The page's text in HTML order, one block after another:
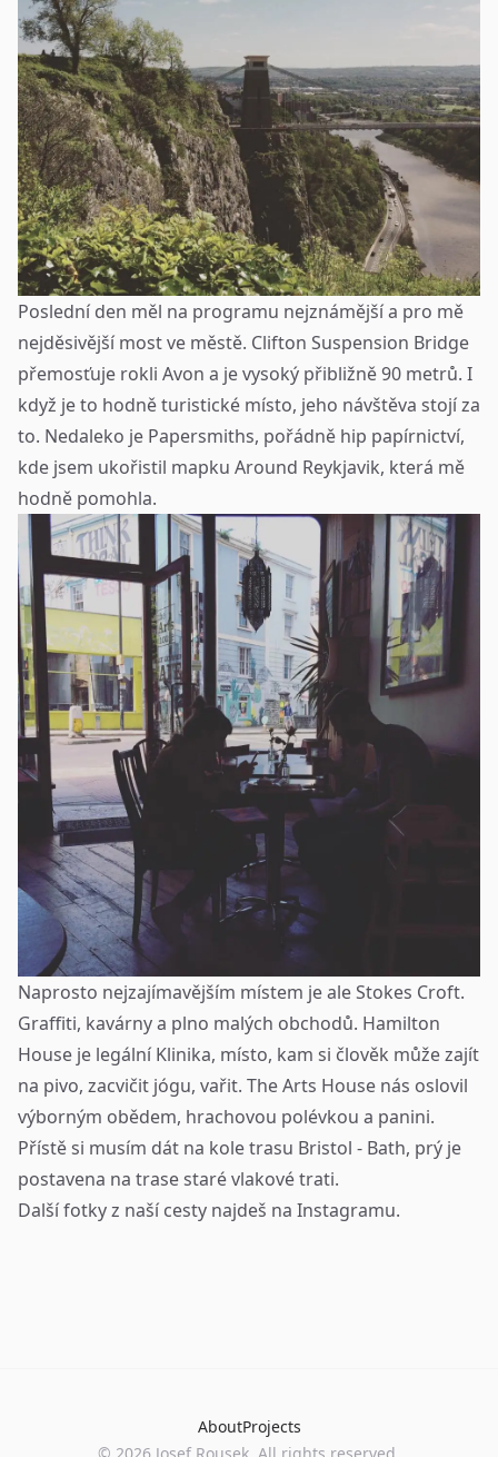
Poslední den měl na programu nejznámější a pro mě
nejděsivější most ve městě. Clifton Suspension Bridge
přemosťuje rokli Avon a je vysoký přibližně 90 metrů. I
když je to hodně turistické místo, jeho návštěva stojí za
to. Nedaleko je Papersmiths, pořádně hip papírnictví,
kde jsem ukořistil mapku Around Reykjavik, která mě
hodně pomohla.
Naprosto nejzajímavějším místem je ale Stokes Croft.
Graffiti, kavárny a plno malých obchodů. Hamilton
House je legální Klinika, místo, kam si člověk může zajít
na pivo, zacvičit jógu, vařit. The Arts House nás oslovil
výborným obědem, hrachovou polévkou a panini.
Přístě si musím dát na kole trasu Bristol - Bath, prý je
postavena na trase staré vlakové trati.
Další fotky z naší cesty najdeš na Instagramu.
AboutProjects